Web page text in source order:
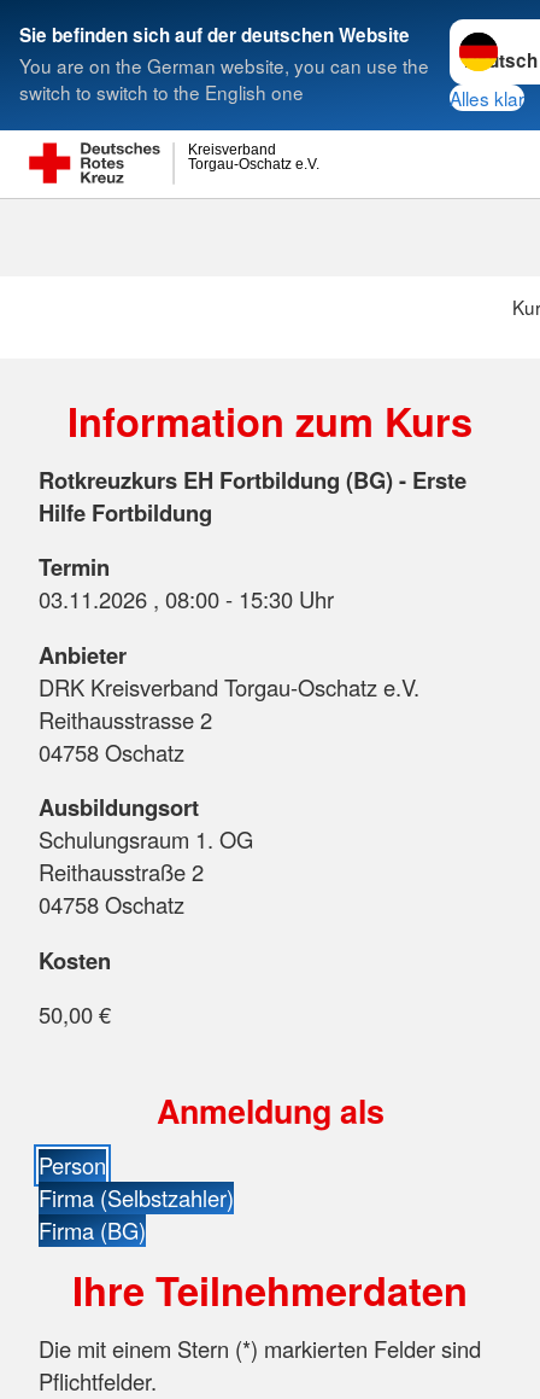
Sie befinden sich auf der deutschen Website
You are on the German website, you can use the
switch to switch to the English one
Sprache
Alles klar
Torgau-Oschatz e.V.
Kreisverband
Suche
Information zum Kurs
Rotkreuzkurs EH Fortbildung (BG) - Erste
Hilfe Fortbildung
Termin
03.11.2026 , 08:00 - 15:30 Uhr
Anbieter
DRK Kreisverband Torgau-Oschatz e.V.
Reithausstrasse 2
04758 Oschatz
Ausbildungsort
Schulungsraum 1. OG
Reithausstraße 2
04758 Oschatz
Kosten
50,00 €
Anmeldung als
Person
Firma (Selbstzahler)
Firma (BG)
Ihre Teilnehmerdaten
Die mit einem Stern (*) markierten Felder sind
Pflichtfelder.